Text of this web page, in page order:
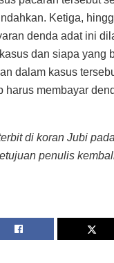
Ketiga,
denda adat ini
dan siapa yang
dalam kasus
harus membayar
di koran Jubi
penulis